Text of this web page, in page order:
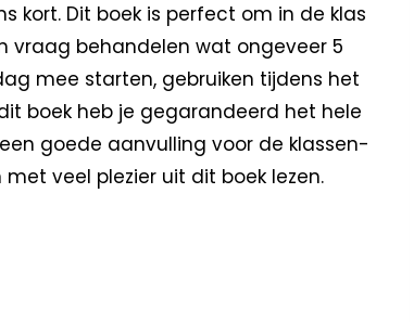
kort. Dit boek is perfect om in de klas
vraag behandelen wat ongeveer 5
mee starten, gebruiken tijdens het
boek heb je gegarandeerd het hele
goede aanvulling voor de klassen-
veel plezier uit dit boek lezen.